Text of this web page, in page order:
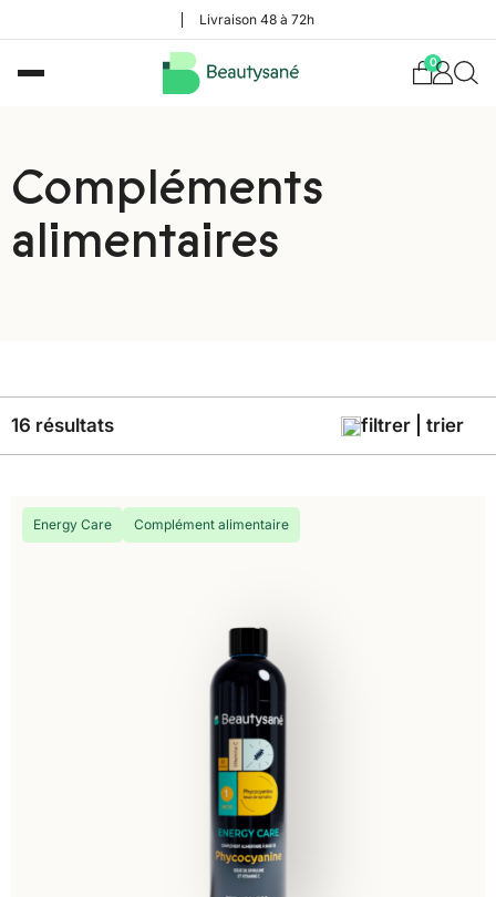
Livraison 48 à 72h
0
Compléments
alimentaires
filtrer | trier
16 résultats
Energy Care Complément alimentaire